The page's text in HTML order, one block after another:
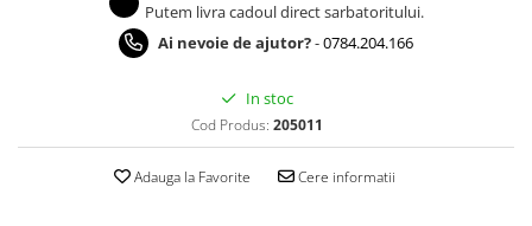
Putem livra cadoul direct sarbatoritului.
Ai nevoie de ajutor?-0784.204.166
In stoc
Cod Produs: 205011
Adauga la Favorite Cere informatii